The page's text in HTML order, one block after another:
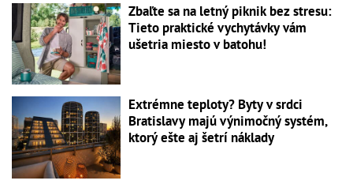
Zbaľte sa na letný piknik bez stresu:
Tieto praktické vychytávky vám
ušetria miesto v batohu!
Extrémne teploty? Byty v srdci
Bratislavy majú výnimočný systém,
ktorý ešte aj šetrí náklady